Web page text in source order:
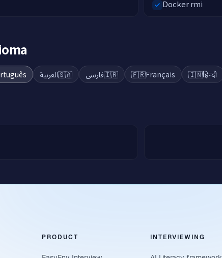
Docker rmi
🇸🇦العربية 🇮🇷فارسی 🇫🇷Français 🇮🇳हिन्दी
PRODUCT INTERVIEWING